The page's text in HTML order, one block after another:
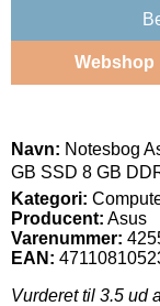
Webshop
Navn: Notesbog
GB SSD 8 GB
Kategori:
Producent: Asus
Varenummer:
EAN:
Vurderet til 3.5 ud